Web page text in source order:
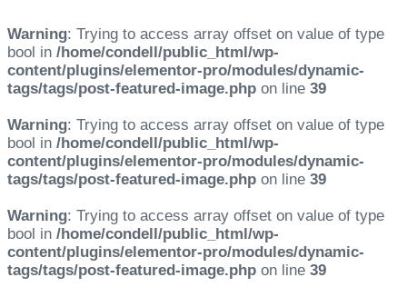
Warning: Trying to access array offset on value of type
bool in /home/condell/public_html/wp-
content/plugins/elementor-pro/modules/dynamic-
tags/tags/post-featured-image.php on line 39
Warning: Trying to access array offset on value of type
bool in /home/condell/public_html/wp-
content/plugins/elementor-pro/modules/dynamic-
tags/tags/post-featured-image.php on line 39
Warning: Trying to access array offset on value of type
bool in /home/condell/public_html/wp-
content/plugins/elementor-pro/modules/dynamic-
tags/tags/post-featured-image.php on line 39